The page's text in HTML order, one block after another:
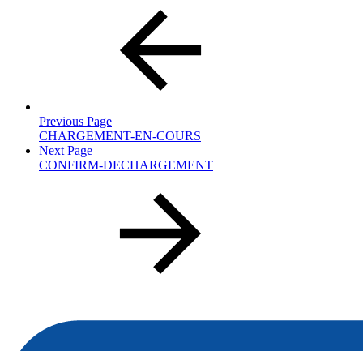
Previous Page
CHARGEMENT-EN-COURS
Next Page
CONFIRM-DECHARGEMENT